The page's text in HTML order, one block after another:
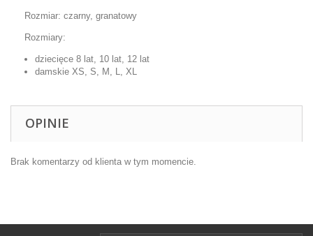
Rozmiar: czarny, granatowy
Rozmiary:
dziecięce 8 lat, 10 lat, 12 lat
damskie XS, S, M, L, XL
OPINIE
Brak komentarzy od klienta w tym momencie.